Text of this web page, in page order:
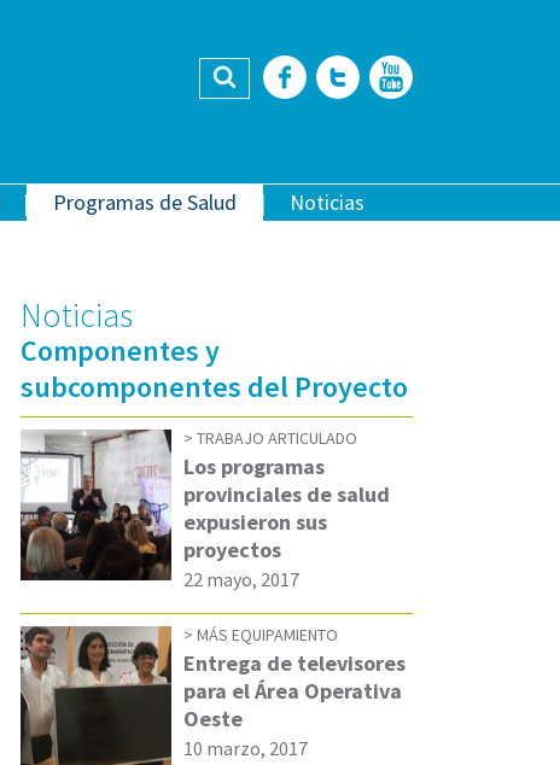
Buscar Facebook
Twitter
Programas de Salud Noticias
Noticias
Componentes y
subcomponentes del Proyecto
TRABAJO ARTICULADO
Los programas
provinciales de salud
expusieron sus
proyectos
22 mayo, 2017
MÁS EQUIPAMIENTO
Entrega de televisores
para el Área Operativa
Oeste
10 marzo, 2017